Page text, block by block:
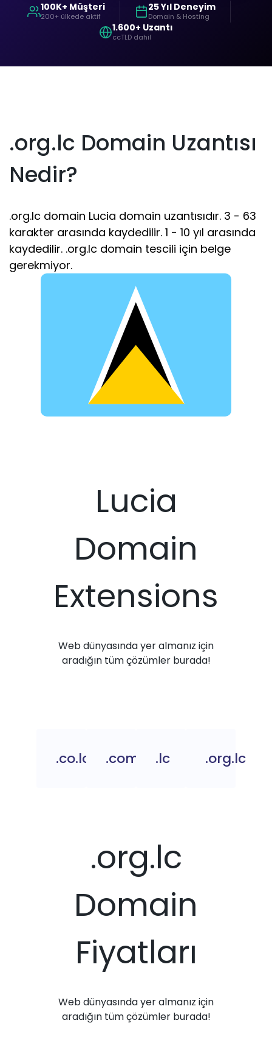
100K+ Müşteri
200+ ülkede aktif
25 Yıl Deneyim
Domain & Hosting
1.600+ Uzantı
ccTLD dahil
.org.lc Domain Uzantısı
Nedir?
.org.lc domain Lucia domain uzantısıdır. 3 - 63
karakter arasında kaydedilir. 1 - 10 yıl arasında
kaydedilir. .org.lc domain tescili için belge
gerekmiyor.
Lucia
Domain
Extensions
Web dünyasında yer almanız için
aradığın tüm çözümler burada!
.co.lc .com.lc .lc .org.lc
.org.lc
Domain
Fiyatları
Web dünyasında yer almanız için
aradığın tüm çözümler burada!